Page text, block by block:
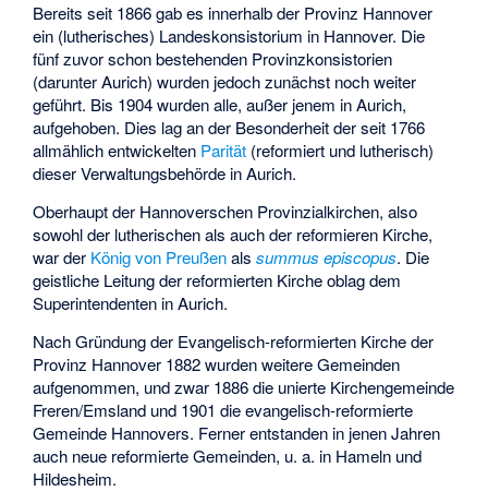
Bereits seit 1866 gab es innerhalb der Provinz Hannover
ein (lutherisches) Landeskonsistorium in Hannover. Die
fünf zuvor schon bestehenden Provinzkonsistorien
(darunter Aurich) wurden jedoch zunächst noch weiter
geführt. Bis 1904 wurden alle, außer jenem in Aurich,
aufgehoben. Dies lag an der Besonderheit der seit 1766
allmählich entwickelten Parität (reformiert und lutherisch)
dieser Verwaltungsbehörde in Aurich.
Oberhaupt der Hannoverschen Provinzialkirchen, also
sowohl der lutherischen als auch der reformieren Kirche,
war der König von Preußenalssummus episcopus. Die
geistliche Leitung der reformierten Kirche oblag dem
Superintendenten in Aurich.
Nach Gründung der Evangelisch-reformierten Kirche der
Provinz Hannover 1882 wurden weitere Gemeinden
aufgenommen, und zwar 1886 die unierte Kirchengemeinde
Freren/Emsland und 1901 die evangelisch-reformierte
Gemeinde Hannovers. Ferner entstanden in jenen Jahren
auch neue reformierte Gemeinden, u. a. in Hameln und
Hildesheim.